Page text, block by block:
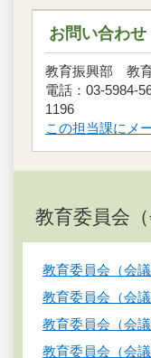
お問い合わせ
教育振興部 教
電話：03-5984-
1196
この担当課にメ
教育委員会
教育委員会（会
教育委員会（会
教育委員会（会
教育委員会（会